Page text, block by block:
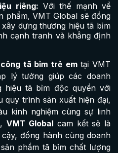
riêng: Với thế mạnh về
phẩm, VMT Global sẽ đồng
dựng thương hiệu tã bỉm
cạnh tranh và khẳng định
tã bỉm trẻ emtại VMT
lý tưởng giúp các doanh
hiệu tã bỉm độc quyền với
quy trình sản xuất hiện đại,
kinh nghiệm cùng sự linh
VMT Global cam kết sẽ là
đồng hành cùng doanh
phẩm tã bỉm chất lượng